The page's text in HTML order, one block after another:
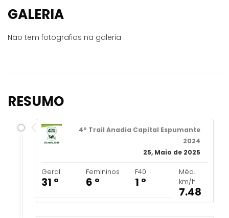
GALERIA
Não tem fotografias na galeria
RESUMO
4º Trail Anadia Capital Espumante
2024
25, Maio de 2025
Geral
31 º
Femininos
6 º
F40
1 º
Méd.
km/h
7.48